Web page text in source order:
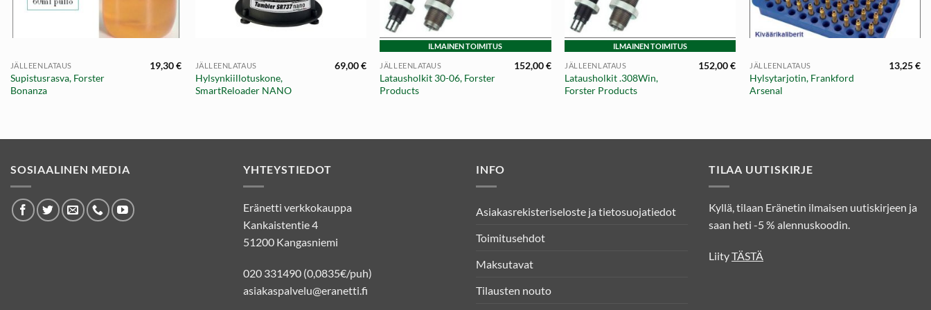
JÄLLEENLATAUS
Supistusrasva, Forster
Bonanza
19,30€ JÄLLEENLATAUS
Hylsynkiillotuskone,
SmartReloader NANO
69,00€
+
ILMAINEN TOIMITUS
JÄLLEENLATAUS
Latausholkit 30-06, Forster
Products
152,00€
+
ILMAINEN TOIMITUS
JÄLLEENLATAUS
Latausholkit .308Win,
Forster Products
152,00€ JÄLLEENLATAUS
Hylsytarjotin, Frankford
Arsenal
13,25€
SOSIAALINEN MEDIA YHTEYSTIEDOT
Eränetti verkkokauppa
Kankaistentie 4
51200 Kangasniemi
020 331490 (0,0835€/puh)
asiakaspalvelu@eranetti.fi
INFO
Asiakasrekisteriseloste ja tietosuojatiedot
Toimitusehdot
Maksutavat
Tilausten nouto
TILAA UUTISKIRJE
Kyllä, tilaan Eränetin ilmaisen uutiskirjeen ja
saan heti -5 % alennuskoodin.
LiityTÄSTÄ